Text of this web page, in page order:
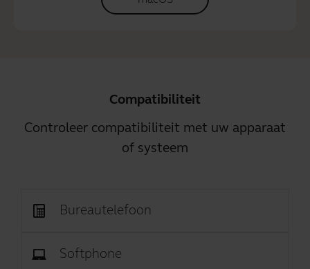
Compatibiliteit
Controleer compatibiliteit met uw apparaat
of systeem
Bureautelefoon
Softphone